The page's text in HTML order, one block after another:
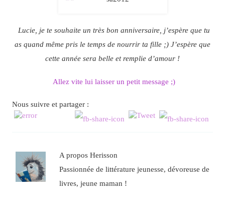
Lucie, je te souhaite un très bon anniversaire, j’espère que tu
as quand même pris le temps de nourrir ta fille ;) J’espère que
cette année sera belle et remplie d’amour !
Allez vite lui laisser un petit message ;)
Nous suivre et partager :
A propos Herisson
Passionnée de littérature jeunesse, dévoreuse de
livres, jeune maman !